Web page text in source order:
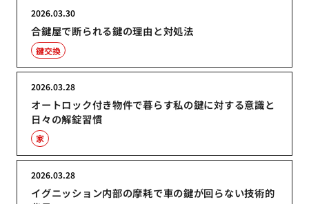
合鍵屋で断られる鍵の理由と対処法
2026.03.30
鍵交換
オートロック付き物件で暮らす私の鍵に対する意識と
日々の解錠習慣
2026.03.28
家
イグニッション内部の摩耗で車の鍵が回らない技術的
2026.03.28